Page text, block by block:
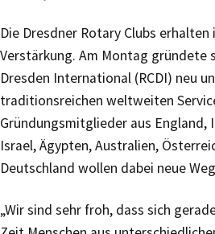
Die Dresdner Rotary Clubs
Verstärkung. Am Montag gründete
Dresden International (RCDI) neu
traditionsreichen weltweiten
Gründungsmitglieder aus England,
Israel, Ägypten, Australien,
Deutschland wollen dabei neue
„Wir sind sehr froh, dass sich